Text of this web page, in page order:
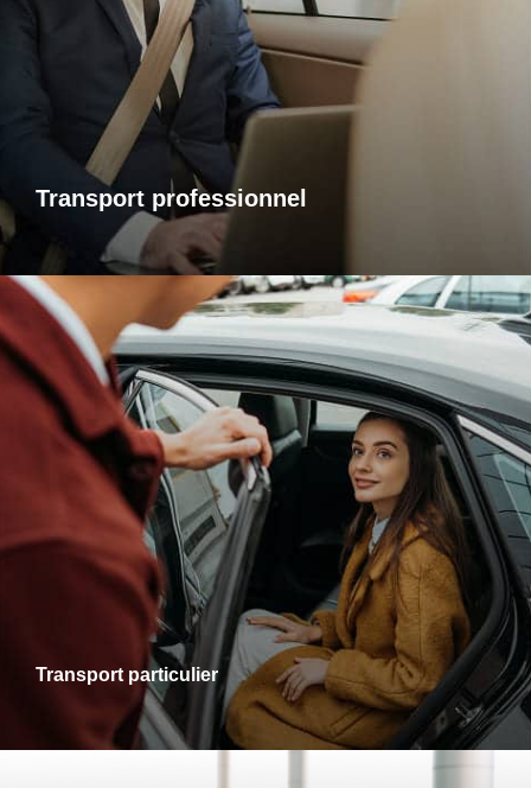
Transport professionnel
Je vous propose un service de transport dédié aux
déplacements d’affaires, adapté à vos besoins et à vos
contraintes. Que ce soit pour un rendez-vous, une réunion
ou bien un évènement, profitez d’un service ponctuel, discret
et confortable.
Transport particulier
Transports particuliers
Que ce soit pour une sortie en ville, une visite chez des
proches ou un rendez-vous personnel, je vous accompagne
dans tous vos trajets avec fiabilité et confort. Profitez d’un
service adapté à vos besoins, alliant ponctualité et
disponibilité.